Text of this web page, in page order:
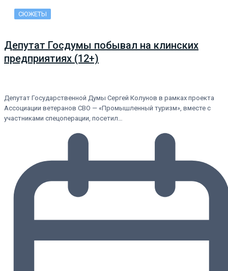
СЮЖЕТЫ
Депутат Госдумы побывал на клинских
предприятиях (12+)
Депутат Государственной Думы Сергей Колунов в рамках проекта
Ассоциации ветеранов СВО — «Промышленный туризм», вместе с
участниками спецоперации, посетил…